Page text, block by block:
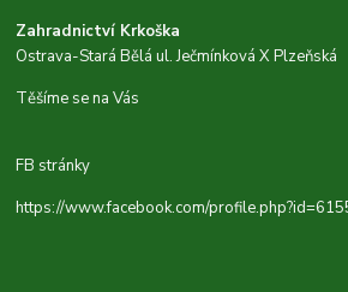
Zahradnictví Krkoška
Ostrava-Stará Bělá ul. Ječmínková X Plzeňská
Těšíme se na Vás
FB stránky
https://www.facebook.com/